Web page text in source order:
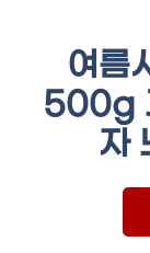
여름
500g
자